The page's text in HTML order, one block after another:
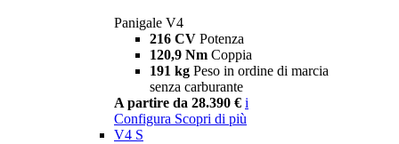
Panigale V4
216 CV Potenza
120,9 Nm Coppia
191 kg Peso in ordine di marcia
senza carburante
A partire da 28.390 € i
Configura Scopri di più
V4 S